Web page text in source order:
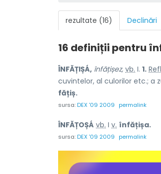
rezultate (16) Declinări
16 definiții pentru
ÎNFĂȚIȘÁ, înfățișez, vb. I. 1.
cuvintelor, al culorilor etc.; a
fățiș.
sursa:DEX '09 2009 permalink
ÎNFĂȚOȘÁ vb. I v. înfățișa.
sursa:DEX '09 2009 permalink